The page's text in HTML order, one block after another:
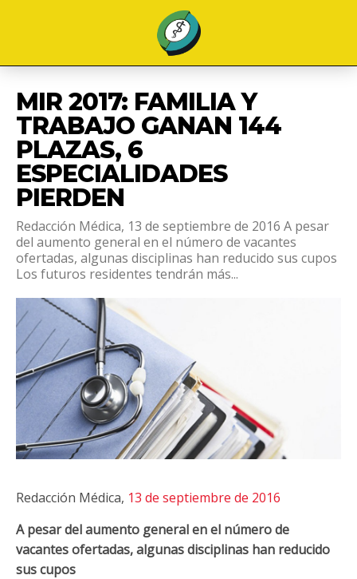
MIR 2017: FAMILIA Y
TRABAJO GANAN 144
PLAZAS, 6
ESPECIALIDADES
PIERDEN
Redacción Médica, 13 de septiembre de 2016 A pesar
del aumento general en el número de vacantes
ofertadas, algunas disciplinas han reducido sus cupos
Los futuros residentes tendrán más...
Redacción Médica, 13 de septiembre de 2016
A pesar del aumento general en el número de
vacantes ofertadas, algunas disciplinas han reducido
sus cupos